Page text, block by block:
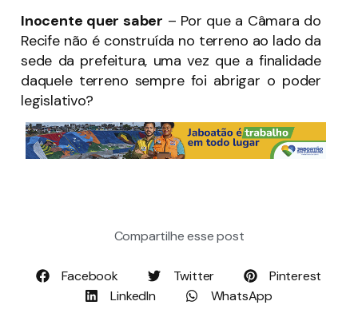
Inocente quer saber – Por que a Câmara do
Recife não é construída no terreno ao lado da
sede da prefeitura, uma vez que a finalidade
daquele terreno sempre foi abrigar o poder
legislativo?
Compartilhe esse post
Facebook Twitter
Pinterest
LinkedIn
WhatsApp